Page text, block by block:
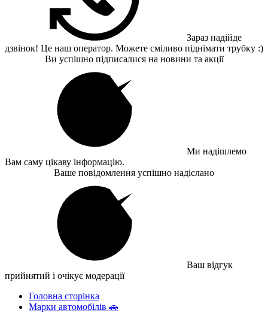
Зараз надійде
дзвінок! Це наш оператор. Можете сміливо піднімати трубку :)
Ви успішно підписалися на новини та акції
Ми надішлемо
Вам саму цікаву інформацію.
Ваше повідомлення успішно надіслано
Ваш відгук
прийнятий і очікує модерації
Головна сторінка
Марки автомобілів 🚗